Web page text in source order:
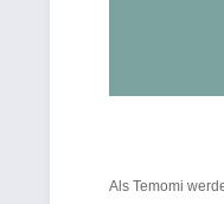
Als Temomi